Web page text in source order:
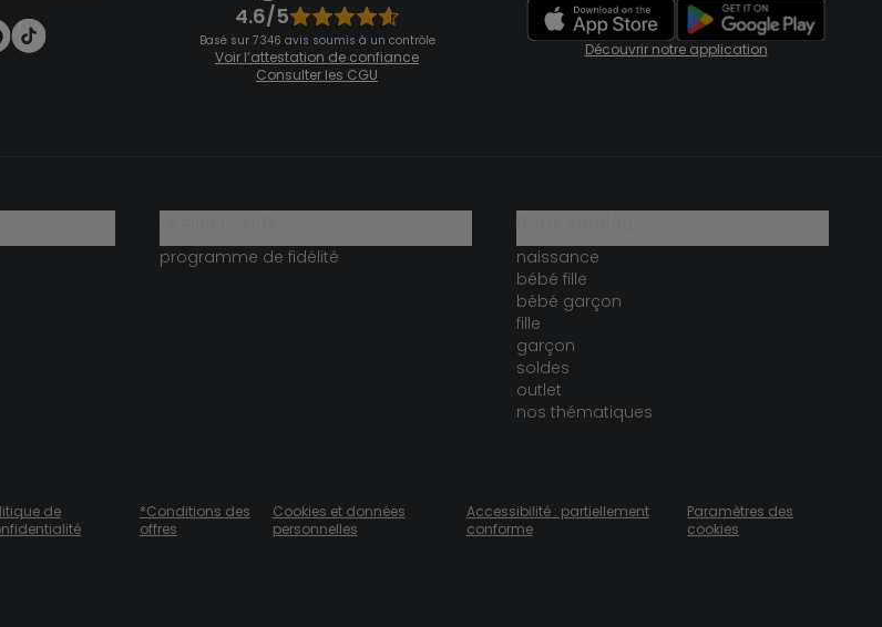
4.6/5
Basé sur 7 346 avis soumis à un contrôle
Voir l’attestation de confiance
Consulter les CGU
Découvrir notre application
programme de fidélité
naissance
bébé fille
bébé garçon
fille
garçon
soldes
outlet
nos thématiques
de
*Conditions des
offres
Cookies et données
personnelles
Accessibilité : partiellement
conforme
Paramètres des
cookies